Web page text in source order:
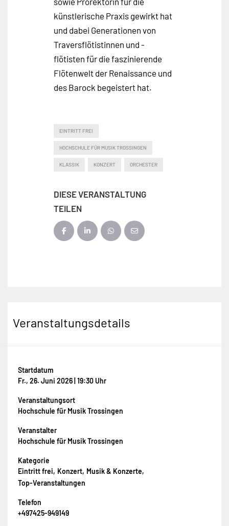
künstlerische Praxis gewirkt hat
und dabei Generationen von
Traversflötistinnen und -
flötisten für die faszinierende
Flötenwelt der Renaissance und
des Barock begeistert hat.
EINTRITT FREI
HOCHSCHULE FÜR MUSIK TROSSINGEN
KLASSIK KONZERT ORCHESTER
DIESE VERANSTALTUNG
TEILEN
Veranstaltungsdetails
Startdatum
Fr., 26. Juni 2026 | 19:30 Uhr
Veranstaltungsort
Hochschule für Musik Trossingen
Veranstalter
Hochschule für Musik Trossingen
Kategorie
Eintritt frei Konzert Musik & Konzerte
Top-Veranstaltungen
Telefon
+497425-949149